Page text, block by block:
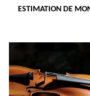
ESTIMATION DE